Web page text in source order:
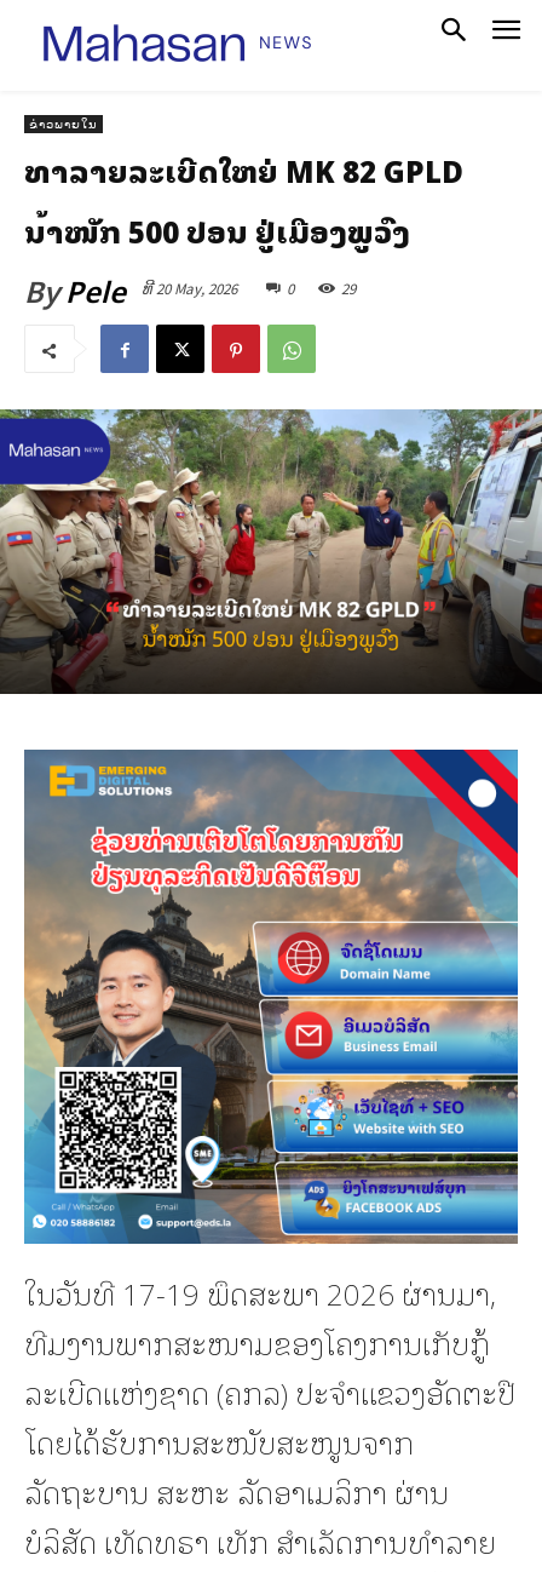
ຂ່າວພາຍໃນ
ທຳລາຍລະເບີດໃຫຍ່ MK 82 GPLD
ນໍ້າໜັກ 500 ປອນ ຢູ່ເມືອງພູວົງ
ByPele ທີ 20 May, 2026 0 29
ໃນວັນທີ 17-19 ພຶດສະພາ 2026 ຜ່ານມາ,
ທີມງານພາກສະໜາມຂອງໂຄງການເກັບກູ້
ລະເບີດແຫ່ງຊາດ (ຄກລ) ປະຈໍາແຂວງອັດຕະປື
ໂດຍໄດ້ຮັບການສະໜັບສະໜູນຈາກ
ລັດຖະບານ ສະຫະ ລັດອາເມລິກາ ຜ່ານ
ບໍລິສັດ ເທັດທຣາ ເທັກ ສຳເລັດການທຳລາຍ